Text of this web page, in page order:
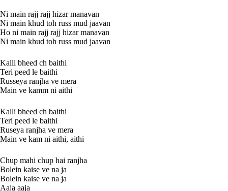
Ni main rajj rajj hizar manavan
Ni main khud toh russ mud jaavan
Ho ni main rajj rajj hizar manavan
Ni main khud toh russ mud jaavan
Kalli bheed ch baithi
Teri peed le baithi
Russeya ranjha ve mera
Main ve kamm ni aithi
Kalli bheed ch baithi
Teri peed le baithi
Ruseya ranjha ve mera
Main ve kam ni aithi, aithi
Chup mahi chup hai ranjha
Bolein kaise ve na ja
Bolein kaise ve na ja
Aaja aaja